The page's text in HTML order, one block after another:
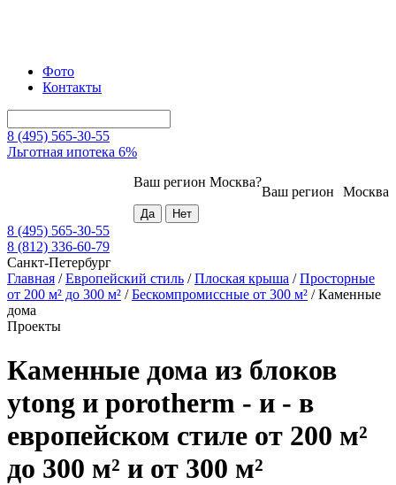
Фото
Контакты
8 (495) 565-30-55
Льготная ипотека 6%
Москва
Ваш регион
Ваш регион Москва?
8 (495) 565-30-55
8 (812) 336-60-79
Санкт-Петербург
Главная /Европейский стиль /Плоская крыша /Просторные
от 200 м² до 300 м² /Бескомпромиссные от 300 м² /Каменные
дома
Проекты
Каменные дома из блоков
ytong и porotherm - и - в
европейском стиле от 200 м²
до 300 м² и от 300 м²